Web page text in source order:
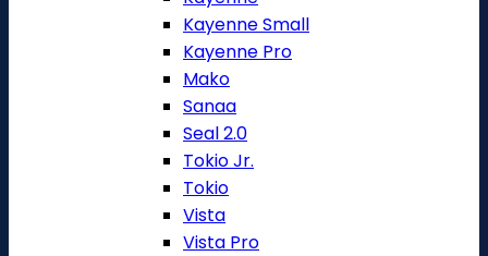
Kayenne Small
Kayenne Pro
Mako
Sanaa
Seal 2.0
Tokio Jr.
Tokio
Vista
Vista Pro